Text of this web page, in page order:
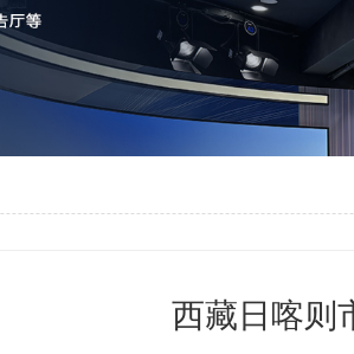
西藏日喀则